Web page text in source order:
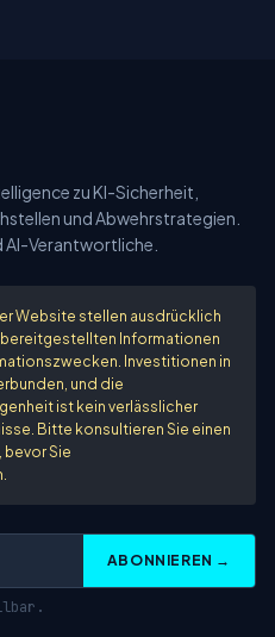
zu KI-Sicherheit,
und Abwehrstrategien.
AI-Verantwortliche.
Website stellen ausdrücklich
bereitgestellten Informationen
Investitionen in
und die
ist kein verlässlicher
Bitte konsultieren Sie einen
Sie
ABONNIEREN →